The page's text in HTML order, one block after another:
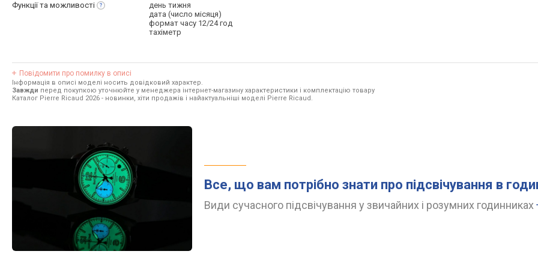
Функції та можливості
день тижня
дата (число місяця)
формат часу 12/24 год
тахіметр
Повідомити про помилку в описі
Інформація в описі моделі носить довідковий характер.
Завжди перед покупкою уточнюйте у менеджера інтернет-магазину характеристики і комплектацію товару
Каталог Pierre Ricaud 2026 - новинки, хіти продажів і найактуальніші моделі Pierre Ricaud.
Все, що вам потрібно знати про підсвічування в
Види сучасного підсвічування у звичайних і розумних годинниках